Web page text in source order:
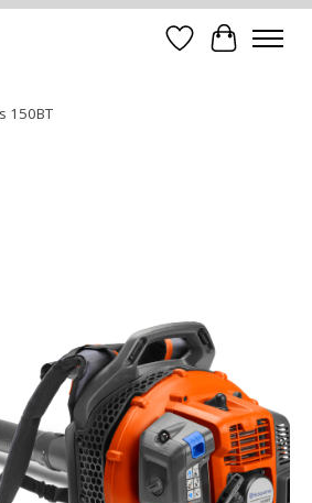
Liste dePanier
150BT